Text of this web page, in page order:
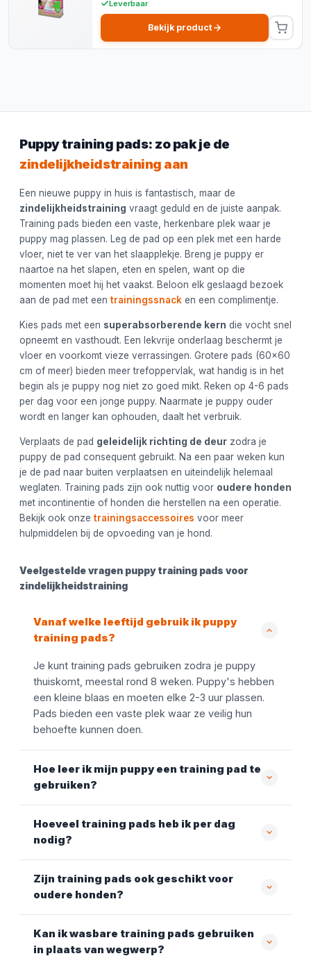
Leverbaar
Bekijk product
Puppy training pads: zo pak je de
zindelijkheidstraining aan
Een nieuwe puppy in huis is fantastisch, maar de
zindelijkheidstraining vraagt geduld en de juiste aanpak.
Training pads bieden een vaste, herkenbare plek waar je
puppy mag plassen. Leg de pad op een plek met een harde
vloer, niet te ver van het slaapplekje. Breng je puppy er
naartoe na het slapen, eten en spelen, want op die
momenten moet hij het vaakst. Beloon elk geslaagd bezoek
aan de pad met een trainingssnack en een complimentje.
Kies pads met een superabsorberende kern die vocht snel
opneemt en vasthoudt. Een lekvrije onderlaag beschermt je
vloer en voorkomt vieze verrassingen. Grotere pads (60x60
cm of meer) bieden meer trefoppervlak, wat handig is in het
begin als je puppy nog niet zo goed mikt. Reken op 4-6 pads
per dag voor een jonge puppy. Naarmate je puppy ouder
wordt en langer kan ophouden, daalt het verbruik.
Verplaats de pad geleidelijk richting de deur zodra je
puppy de pad consequent gebruikt. Na een paar weken kun
je de pad naar buiten verplaatsen en uiteindelijk helemaal
weglaten. Training pads zijn ook nuttig voor oudere honden
met incontinentie of honden die herstellen na een operatie.
Bekijk ook onze trainingsaccessoires voor meer
hulpmiddelen bij de opvoeding van je hond.
Veelgestelde vragen puppy training pads voor
zindelijkheidstraining
Vanaf welke leeftijd gebruik ik puppy
training pads?
Je kunt training pads gebruiken zodra je puppy
thuiskomt, meestal rond 8 weken. Puppy's hebben
een kleine blaas en moeten elke 2-3 uur plassen.
Pads bieden een vaste plek waar ze veilig hun
behoefte kunnen doen.
Hoe leer ik mijn puppy een training pad te
gebruiken?
Hoeveel training pads heb ik per dag
nodig?
Zijn training pads ook geschikt voor
oudere honden?
Kan ik wasbare training pads gebruiken
in plaats van wegwerp?